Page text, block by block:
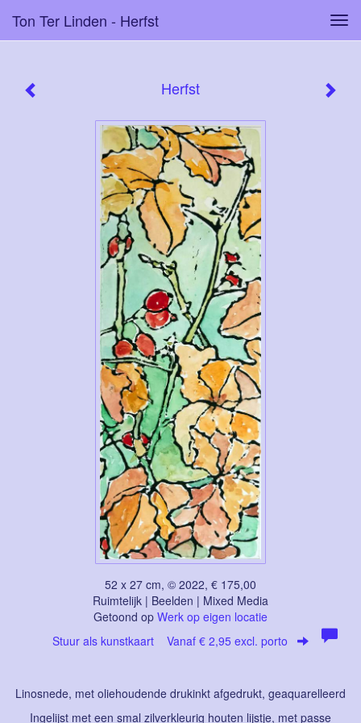
Ton Ter Linden - Herfst
Herfst
52 x 27 cm, © 2022, € 175,00
Ruimtelijk | Beelden | Mixed Media
Getoond op Werk op eigen locatie
Stuur als kunstkaart Vanaf € 2,95 excl. porto
Linosnede, met oliehoudende drukinkt afgedrukt, geaquarelleerd
Ingelijst met een smal zilverkleurig houten lijstje, met passe